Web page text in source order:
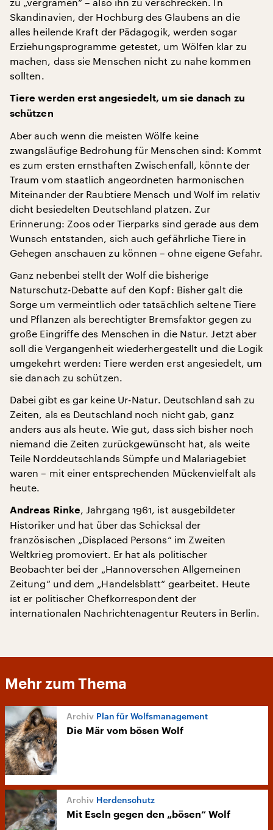
Skandinavien, der Hochburg des Glaubens an die
alles heilende Kraft der Pädagogik, werden sogar
Erziehungsprogramme getestet, um Wölfen klar zu
machen, dass sie Menschen nicht zu nahe kommen
sollten.
Tiere werden erst angesiedelt, um sie danach zu
schützen
Aber auch wenn die meisten Wölfe keine
zwangsläufige Bedrohung für Menschen sind: Kommt
es zum ersten ernsthaften Zwischenfall, könnte der
Traum vom staatlich angeordneten harmonischen
Miteinander der Raubtiere Mensch und Wolf im relativ
dicht besiedelten Deutschland platzen. Zur
Erinnerung: Zoos oder Tierparks sind gerade aus dem
Wunsch entstanden, sich auch gefährliche Tiere in
Gehegen anschauen zu können – ohne eigene Gefahr.
Ganz nebenbei stellt der Wolf die bisherige
Naturschutz-Debatte auf den Kopf: Bisher galt die
Sorge um vermeintlich oder tatsächlich seltene Tiere
und Pflanzen als berechtigter Bremsfaktor gegen zu
große Eingriffe des Menschen in die Natur. Jetzt aber
soll die Vergangenheit wiederhergestellt und die Logik
umgekehrt werden: Tiere werden erst angesiedelt, um
sie danach zu schützen.
Dabei gibt es gar keine Ur-Natur. Deutschland sah zu
Zeiten, als es Deutschland noch nicht gab, ganz
anders aus als heute. Wie gut, dass sich bisher noch
niemand die Zeiten zurückgewünscht hat, als weite
Teile Norddeutschlands Sümpfe und Malariagebiet
waren – mit einer entsprechenden Mückenvielfalt als
heute.
Andreas Rinke, Jahrgang 1961, ist ausgebildeter
Historiker und hat über das Schicksal der
französischen „Displaced Persons“ im Zweiten
Weltkrieg promoviert. Er hat als politischer
Beobachter bei der „Hannoverschen Allgemeinen
Zeitung“ und dem „Handelsblatt“ gearbeitet. Heute
ist er politischer Chefkorrespondent der
internationalen Nachrichtenagentur Reuters in Berlin.
Mehr zum Thema
Plan für Wolfsmanagement
Die Mär vom bösen Wolf
Herdenschutz
Mit Eseln gegen den „bösen“ Wolf